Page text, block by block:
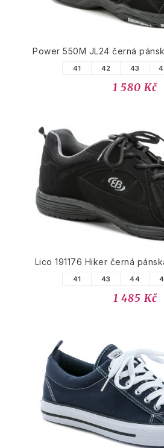
Power 550M JL24 černá
41 42 43
1 580 Kč
Lico 191176 Hiker černá
41 43 44
1 485 Kč